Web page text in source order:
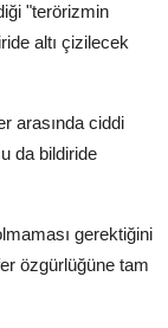
"terörizmin
altı çizilecek
arasında ciddi
da bildiride
gerektiğini
özgürlüğüne tam